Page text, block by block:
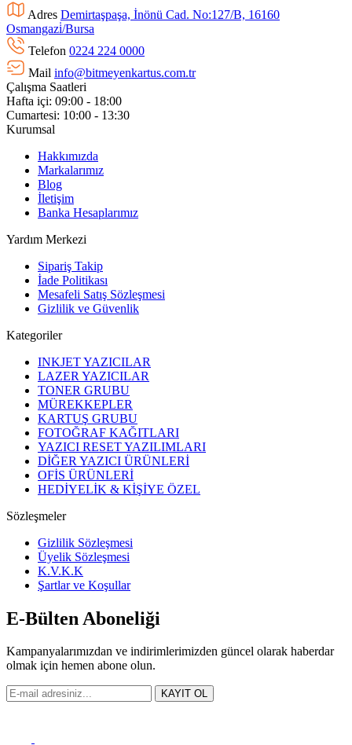
Adres Demirtaşpaşa, İnönü Cad. No:127/B, 16160
Osmangazi̇/Bursa
Telefon 0224 224 0000
Mail info@bitmeyenkartus.com.tr
Çalışma Saatleri
Hafta içi: 09:00 - 18:00
Cumartesi: 10:00 - 13:30
Kurumsal
Hakkımızda
Markalarımız
Blog
İletişim
Banka Hesaplarımız
Yardım Merkezi
Sipariş Takip
İade Politikası
Mesafeli Satış Sözleşmesi
Gizlilik ve Güvenlik
Kategoriler
INKJET YAZICILAR
LAZER YAZICILAR
TONER GRUBU
MÜREKKEPLER
KARTUŞ GRUBU
FOTOĞRAF KAĞITLARI
YAZICI RESET YAZILIMLARI
DİĞER YAZICI ÜRÜNLERİ
OFİS ÜRÜNLERİ
HEDİYELİK & KİŞİYE ÖZEL
Sözleşmeler
Gizlilik Sözleşmesi
Üyelik Sözleşmesi
K.V.K.K
Şartlar ve Koşullar
E-Bülten Aboneliği
Kampanyalarımızdan ve indirimlerimizden güncel olarak haberdar
olmak için hemen abone olun.
KAYIT OL